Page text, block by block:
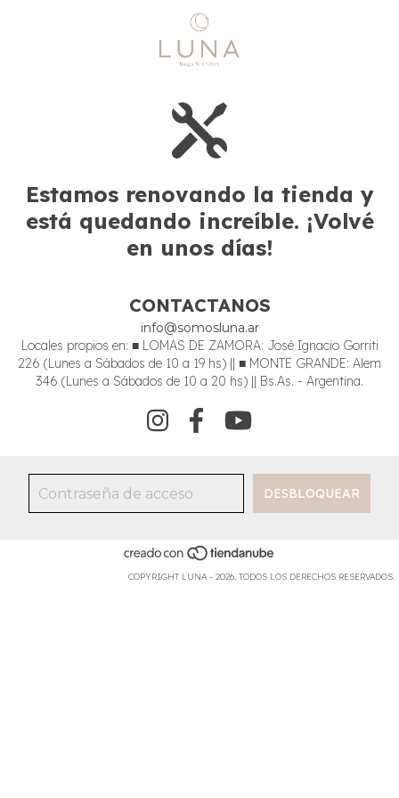
Estamos renovando la tienda y
está quedando increíble. ¡Volvé
en unos días!
CONTACTANOS
info@somosluna.ar
Locales propios en: ■ LOMAS DE ZAMORA: José Ignacio Gorriti
226 (Lunes a Sábados de 10 a 19 hs) || ■ MONTE GRANDE: Alem
346 (Lunes a Sábados de 10 a 20 hs) || Bs.As. - Argentina.
COPYRIGHT LUNA - 2026. TODOS LOS DERECHOS RESERVADOS.